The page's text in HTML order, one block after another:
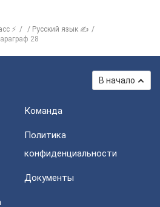
⚡
Русский язык ✍
28
В начало
Команда
Политика
конфиденциальности
Документы